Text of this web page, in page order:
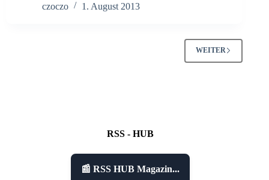
czoczo
1. August 2013
WEITER
RSS - HUB
📰 RSS HUB Magazin...